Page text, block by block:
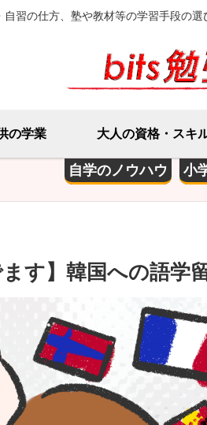
習の仕方、塾や教材等の学習手段の
の学業 大人の資格・スキ
自学のノウハウ 小
す】韓国への語学